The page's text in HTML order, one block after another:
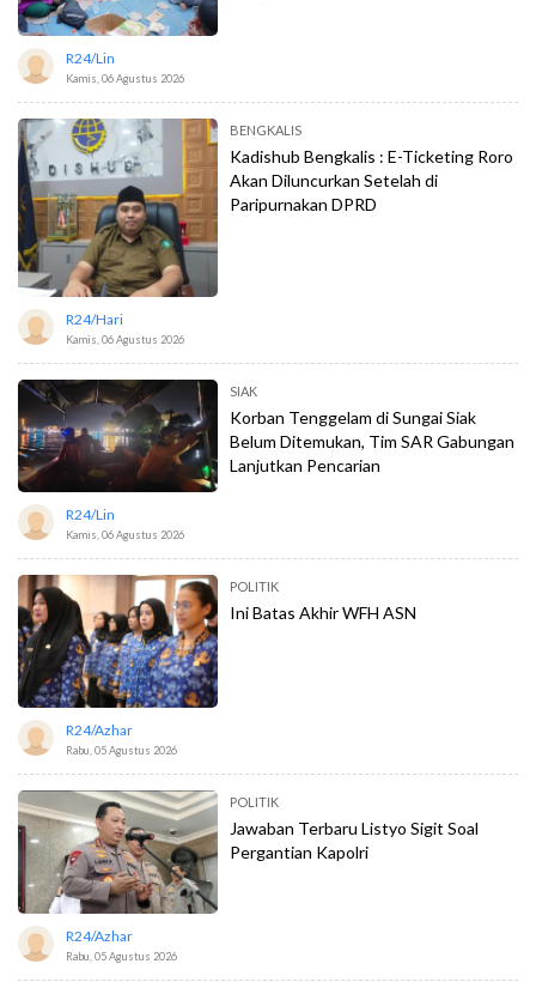
R24/lin
Kamis, 06 Agustus 2026
BENGKALIS
Kadishub Bengkalis : E-Ticketing Roro
Akan Diluncurkan Setelah di
Paripurnakan DPRD
R24/hari
Kamis, 06 Agustus 2026
SIAK
Korban Tenggelam di Sungai Siak
Belum Ditemukan, Tim SAR Gabungan
Lanjutkan Pencarian
R24/lin
Kamis, 06 Agustus 2026
POLITIK
Ini Batas Akhir WFH ASN
R24/azhar
Rabu, 05 Agustus 2026
POLITIK
Jawaban Terbaru Listyo Sigit Soal
Pergantian Kapolri
R24/azhar
Rabu, 05 Agustus 2026